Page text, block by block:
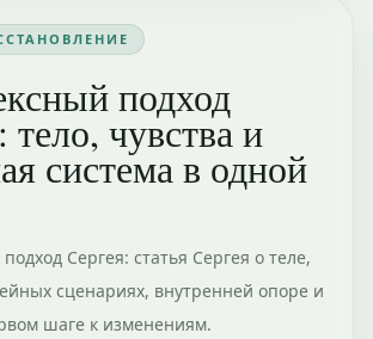
подход
тело, чувства и
система в одной
Сергея: статья Сергея о теле,
сценариях, внутренней опоре и
шаге к изменениям.